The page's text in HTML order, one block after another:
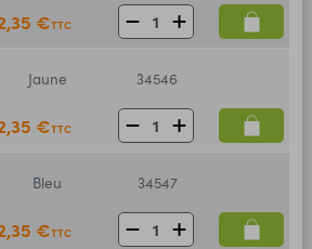
€TTC
Jaune 34546
€TTC
Bleu 34547
€TTC